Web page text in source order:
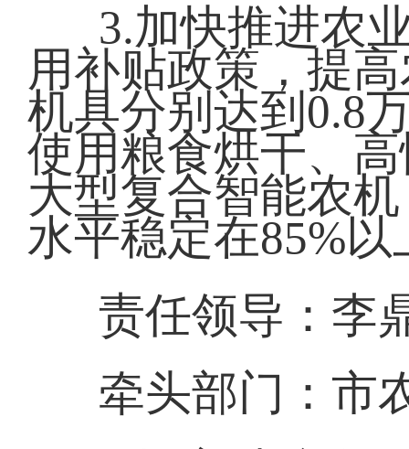
3.加快推进农
用补贴政策，提
机具分别达到0.8
使用粮食烘干、
大型复合智能农
水平稳定在85%
责任领导：李
牵头部门：市